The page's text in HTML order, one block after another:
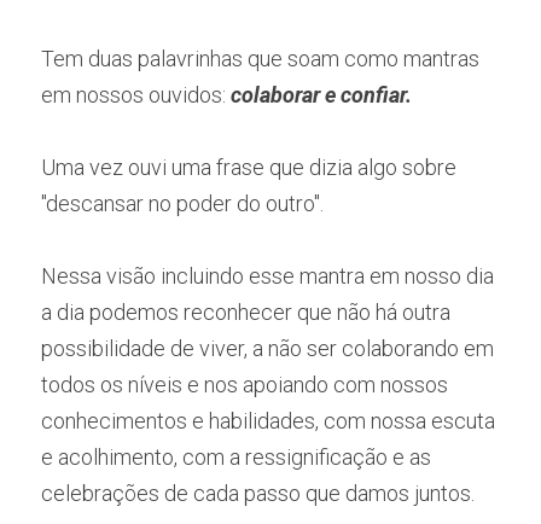
Tem duas palavrinhas que soam como mantras
em nossos ouvidos: colaborar e confiar.
Uma vez ouvi uma frase que dizia algo sobre
"descansar no poder do outro".
Nessa visão incluindo esse mantra em nosso dia
a dia podemos reconhecer que não há outra
possibilidade de viver, a não ser colaborando em
todos os níveis e nos apoiando com nossos
conhecimentos e habilidades, com nossa escuta
e acolhimento, com a ressignificação e as
celebrações de cada passo que damos juntos.